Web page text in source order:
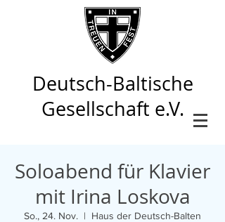
Deutsch-Baltische
Gesellschaft e.V.
Soloabend für Klavier
mit Irina Loskova
So., 24. Nov.
  |
Haus der Deutsch-Balten